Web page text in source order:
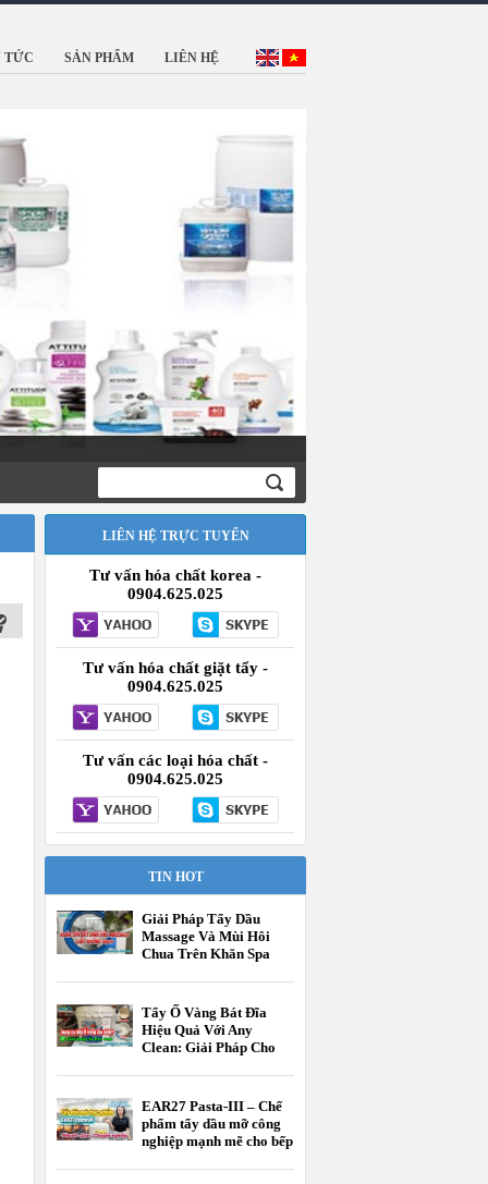
TỨC SẢN PHẨM LIÊN HỆ
LIÊN HỆ TRỰC TUYẾN
Tư vấn hóa chất korea -
0904.625.025
Tư vấn hóa chất giặt tẩy -
0904.625.025
Tư vấn các loại hóa chất -
0904.625.025
TIN HOT
Giải Pháp Tẩy Dầu
Massage Và Mùi Hôi
Chua Trên Khăn Spa
Tẩy Ố Vàng Bát Đĩa
Hiệu Quả Với Any
Clean: Giải Pháp Cho
EAR27 Pasta-III – Chế
phẩm tẩy dầu mỡ công
nghiệp mạnh mẽ cho bếp